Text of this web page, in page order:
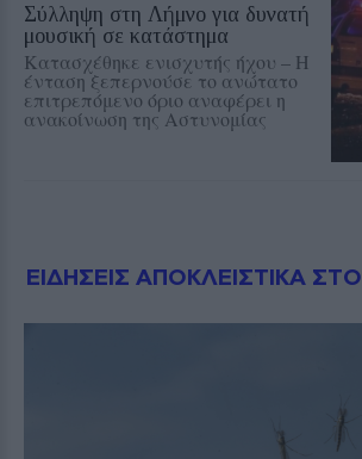
Σύλληψη στη Λήμνο για δυνατή
μουσική σε κατάστημα
Κατασχέθηκε ενισχυτής ήχου – Η
ένταση ξεπερνούσε το ανώτατο
επιτρεπόμενο όριο αναφέρει η
ανακοίνωση της Αστυνομίας
ΕΙΔΗΣΕΙΣ ΑΠΟΚΛΕΙΣΤΙΚΑ ΣΤΟ